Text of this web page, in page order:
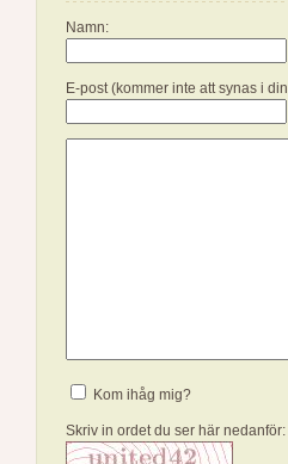
Namn:
E-post (kommer inte att synas i
Kom ihåg mig?
Skriv in ordet du ser här nedanför: